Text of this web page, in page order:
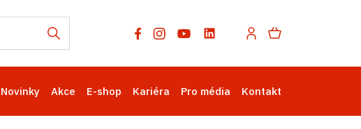
Novinky Akce E-shop Kariéra Pro média Kontakt